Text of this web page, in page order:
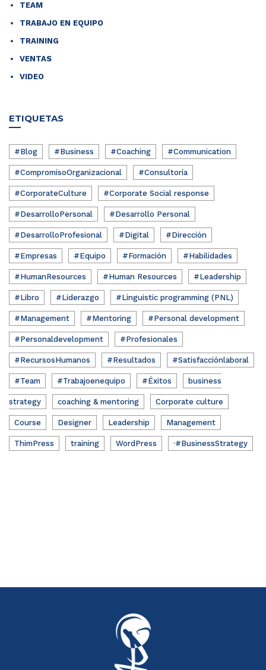
TEAM
TRABAJO EN EQUIPO
TRAINING
VENTAS
VIDEO
ETIQUETAS
#Blog #Business #Coaching #Communication
#CompromisoOrganizacional #Consultoría
#CorporateCulture #Corporate Social response
#DesarrolloPersonal #Desarrollo Personal
#DesarrolloProfesional #Digital #Dirección
#Empresas #Equipo #Formación #Habilidades
#HumanResources #Human Resources #Leadership
#Libro #Liderazgo #Linguistic programming (PNL)
#Management #Mentoring #Personal development
#Personaldevelopment #Profesionales
#RecursosHumanos #Resultados #Satisfacciónlaboral
#Team #Trabajoenequipo #Éxitos business
strategy coaching & mentoring Corporate culture
Course Designer Leadership Management
ThimPress training WordPress ·#BusinessStrategy